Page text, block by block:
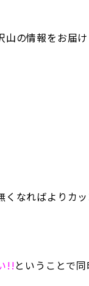
の情報をお届
くなればよりカ
!!ということで